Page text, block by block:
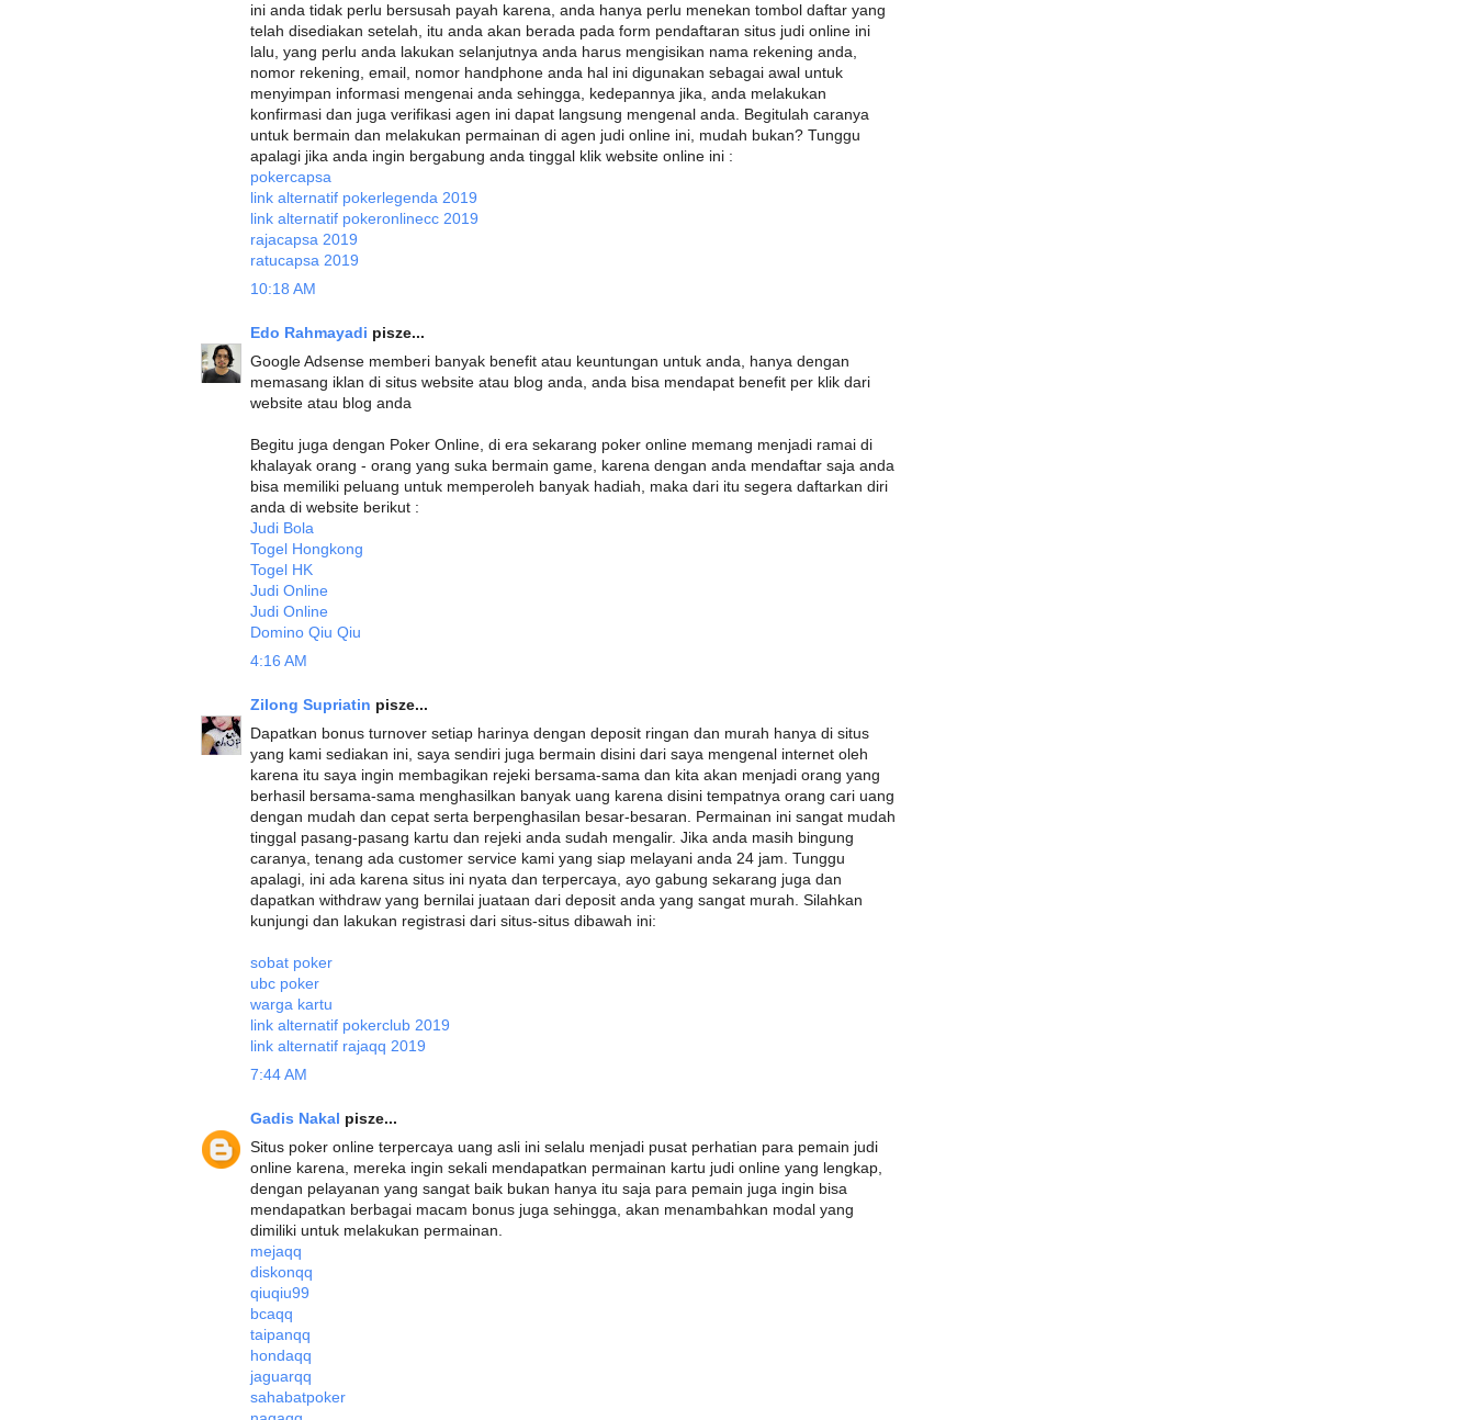
ini anda tidak perlu bersusah payah karena, anda hanya perlu menekan tombol daftar yang
telah disediakan setelah, itu anda akan berada pada form pendaftaran situs judi online ini
lalu, yang perlu anda lakukan selanjutnya anda harus mengisikan nama rekening anda,
nomor rekening, email, nomor handphone anda hal ini digunakan sebagai awal untuk
menyimpan informasi mengenai anda sehingga, kedepannya jika, anda melakukan
konfirmasi dan juga verifikasi agen ini dapat langsung mengenal anda. Begitulah caranya
untuk bermain dan melakukan permainan di agen judi online ini, mudah bukan? Tunggu
apalagi jika anda ingin bergabung anda tinggal klik website online ini :
pokercapsa
link alternatif pokerlegenda 2019
link alternatif pokeronlinecc 2019
rajacapsa 2019
ratucapsa 2019
10:18 AM
Edo Rahmayadi pisze...
Google Adsense memberi banyak benefit atau keuntungan untuk anda, hanya dengan
memasang iklan di situs website atau blog anda, anda bisa mendapat benefit per klik dari
website atau blog anda
Begitu juga dengan Poker Online, di era sekarang poker online memang menjadi ramai di
khalayak orang - orang yang suka bermain game, karena dengan anda mendaftar saja anda
bisa memiliki peluang untuk memperoleh banyak hadiah, maka dari itu segera daftarkan diri
anda di website berikut :
Judi Bola
Togel Hongkong
Togel HK
Judi Online
Judi Online
Domino Qiu Qiu
4:16 AM
Zilong Supriatin pisze...
Dapatkan bonus turnover setiap harinya dengan deposit ringan dan murah hanya di situs
yang kami sediakan ini, saya sendiri juga bermain disini dari saya mengenal internet oleh
karena itu saya ingin membagikan rejeki bersama-sama dan kita akan menjadi orang yang
berhasil bersama-sama menghasilkan banyak uang karena disini tempatnya orang cari uang
dengan mudah dan cepat serta berpenghasilan besar-besaran. Permainan ini sangat mudah
tinggal pasang-pasang kartu dan rejeki anda sudah mengalir. Jika anda masih bingung
caranya, tenang ada customer service kami yang siap melayani anda 24 jam. Tunggu
apalagi, ini ada karena situs ini nyata dan terpercaya, ayo gabung sekarang juga dan
dapatkan withdraw yang bernilai juataan dari deposit anda yang sangat murah. Silahkan
kunjungi dan lakukan registrasi dari situs-situs dibawah ini:
sobat poker
ubc poker
warga kartu
link alternatif pokerclub 2019
link alternatif rajaqq 2019
7:44 AM
Gadis Nakal pisze...
Situs poker online terpercaya uang asli ini selalu menjadi pusat perhatian para pemain judi
online karena, mereka ingin sekali mendapatkan permainan kartu judi online yang lengkap,
dengan pelayanan yang sangat baik bukan hanya itu saja para pemain juga ingin bisa
mendapatkan berbagai macam bonus juga sehingga, akan menambahkan modal yang
dimiliki untuk melakukan permainan.
mejaqq
diskonqq
qiuqiu99
bcaqq
taipanqq
hondaqq
jaguarqq
sahabatpoker